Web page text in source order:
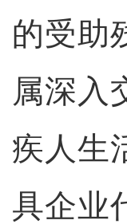
的受助
属深入
疾人生
具企业